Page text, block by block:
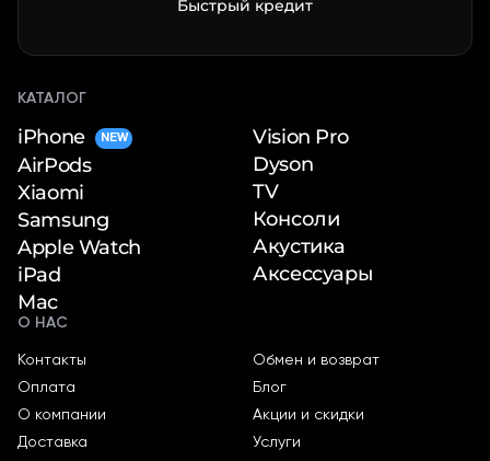
Быстрый кредит
КАТАЛОГ
iPhone NEW
AirPods
Xiaomi
Samsung
Apple Watch
iPad
Mac
Vision Pro
Dyson
TV
Консоли
Акустика
Аксессуары
О НАС
Контакты
Оплата
О компании
Доставка
Обмен и возврат
Блог
Акции и скидки
Услуги